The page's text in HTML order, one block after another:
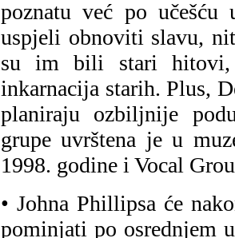
poznatu već po
uspjeli obnoviti slavu,
su im bili stari
inkarnacija starih. Plus,
planiraju ozbiljnije
grupe uvrštena je u
1998. godine i Vocal
• Johna Phillipsa će
pominjati po osrednjem